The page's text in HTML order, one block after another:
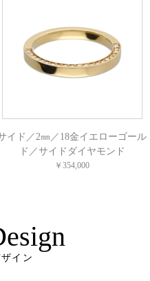
イド／2㎜／18金イエローゴール
ド／サイドダイヤモンド
￥354,000
イン